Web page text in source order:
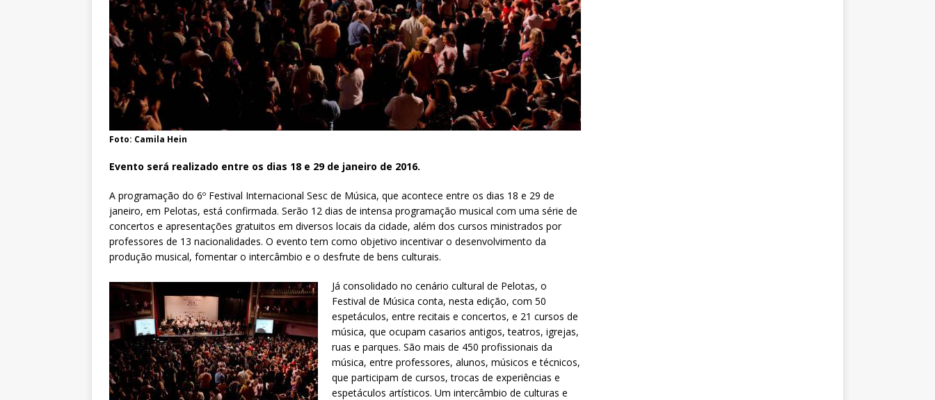
Foto: Camila Hein
Evento será realizado entre os dias 18 e 29 de janeiro de 2016.
A programação do 6º Festival Internacional Sesc de Música, que acontece entre os dias 18 e 29 de
janeiro, em Pelotas, está confirmada. Serão 12 dias de intensa programação musical com uma série de
concertos e apresentações gratuitos em diversos locais da cidade, além dos cursos ministrados por
professores de 13 nacionalidades. O evento tem como objetivo incentivar o desenvolvimento da
produção musical, fomentar o intercâmbio e o desfrute de bens culturais.
Já consolidado no cenário cultural de Pelotas, o
Festival de Música conta, nesta edição, com 50
espetáculos, entre recitais e concertos, e 21 cursos de
música, que ocupam casarios antigos, teatros, igrejas,
ruas e parques. São mais de 450 profissionais da
música, entre professores, alunos, músicos e técnicos,
que participam de cursos, trocas de experiências e
espetáculos artísticos. Um intercâmbio de culturas e